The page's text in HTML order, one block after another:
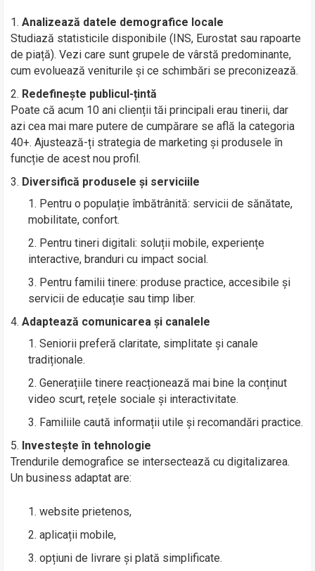
Analizează datele demografice locale
Studiază statisticile disponibile (INS, Eurostat sau rapoarte
de piață). Vezi care sunt grupele de vârstă predominante,
cum evoluează veniturile și ce schimbări se preconizează.
Redefinește publicul-țintă
Poate că acum 10 ani clienții tăi principali erau tinerii, dar
azi cea mai mare putere de cumpărare se află la categoria
40+. Ajustează-ți strategia de marketing și produsele în
funcție de acest nou profil.
Diversifică produsele și serviciile
Pentru o populație îmbătrânită: servicii de sănătate,
mobilitate, confort.
Pentru tineri digitali: soluții mobile, experiențe
interactive, branduri cu impact social.
Pentru familii tinere: produse practice, accesibile și
servicii de educație sau timp liber.
Adaptează comunicarea și canalele
Seniorii preferă claritate, simplitate și canale
tradiționale.
Generațiile tinere reacționează mai bine la conținut
video scurt, rețele sociale și interactivitate.
Familiile caută informații utile și recomandări practice.
Investește în tehnologie
Trendurile demografice se intersectează cu digitalizarea.
Un business adaptat are:
website prietenos,
aplicații mobile,
opțiuni de livrare și plată simplificate.